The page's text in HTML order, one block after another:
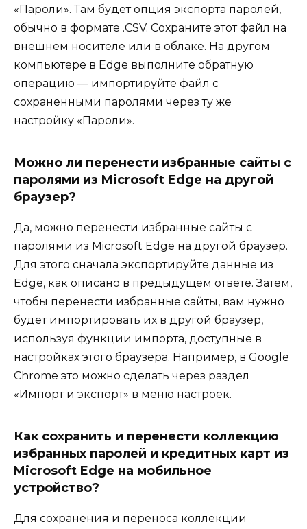
«Пароли». Там будет опция экспорта паролей,
обычно в формате .CSV. Сохраните этот файл на
внешнем носителе или в облаке. На другом
компьютере в Edge выполните обратную
операцию — импортируйте файл с
сохраненными паролями через ту же
настройку «Пароли».
Можно ли перенести избранные сайты с
паролями из Microsoft Edge на другой
браузер?
Да, можно перенести избранные сайты с
паролями из Microsoft Edge на другой браузер.
Для этого сначала экспортируйте данные из
Edge, как описано в предыдущем ответе. Затем,
чтобы перенести избранные сайты, вам нужно
будет импортировать их в другой браузер,
используя функции импорта, доступные в
настройках этого браузера. Например, в Google
Chrome это можно сделать через раздел
«Импорт и экспорт» в меню настроек.
Как сохранить и перенести коллекцию
избранных паролей и кредитных карт из
Microsoft Edge на мобильное
устройство?
Для сохранения и переноса коллекции